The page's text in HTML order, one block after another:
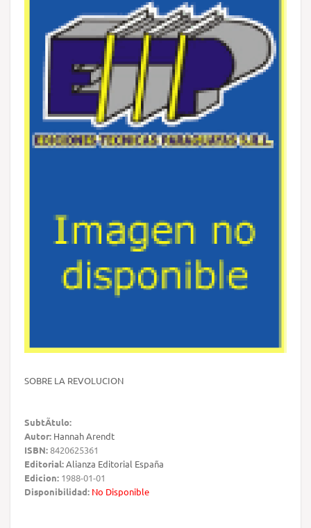
SOBRE LA REVOLUCION
SubtÃ­tulo:
Autor: Hannah Arendt
ISBN:8420625361
Editorial:Alianza Editorial España
Edicion: 1988-01-01
Disponibilidad: No Disponible